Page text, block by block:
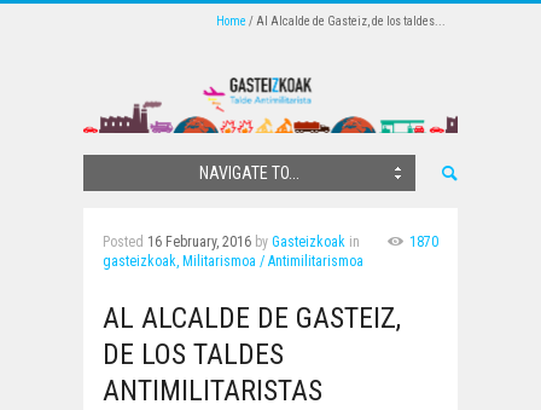
Home Al Alcalde de Gasteiz, de los taldes...
NAVIGATE TO...
Posted 16 February, 2016 by Gasteizkoak in
gasteizkoak, Militarismoa / Antimilitarismoa
1870
AL ALCALDE DE GASTEIZ,
DE LOS TALDES
ANTIMILITARISTAS